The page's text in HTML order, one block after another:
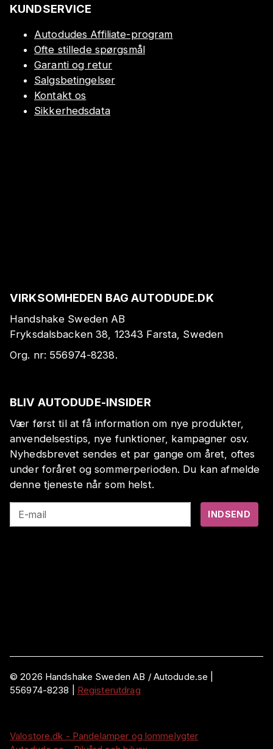
KUNDSERVICE
Autodudes Affiliate-program
Ofte stillede spørgsmål
Garanti og retur
Salgsbetingelser
Kontakt os
Sikkerhedsdata
VIRKSOMHEDEN BAG AUTODUDE.DK
Handshake Sweden AB
Fryksdalsbacken 38, 12343 Farsta, Sweden
Org. nr: 556974-8238.
BLIV AUTODUDE-INSIDER
Vær først til at få information om nye produkter,
anvendelsestips, nye funktioner, kampagner osv.
Nyhedsbrevet sendes et par gange om året, oftes
under foråret og sommerperioden. Du kan afmelde
denne tjeneste når som helst.
E-mail INDSEND
©2026 Handshake Sweden AB / Autodude.se |
556974-8238
Registerutdrag
Valostore.dk - Pandelamper og lommelygter